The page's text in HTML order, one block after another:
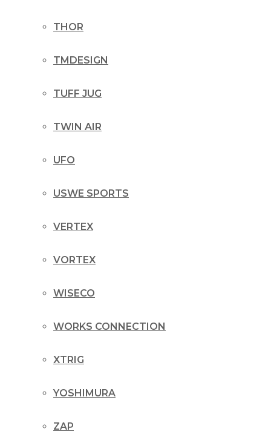
THOR
TMDESIGN
TUFF JUG
TWIN AIR
UFO
USWE SPORTS
VERTEX
VORTEX
WISECO
WORKS CONNECTION
XTRIG
YOSHIMURA
ZAP